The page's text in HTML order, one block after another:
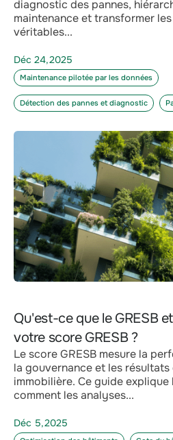
diagnostic des pannes,
maintenance et transformer
véritables...
Déc 24,2025
Maintenance pilotée par les données
Détection des pannes et diagnostic
Qu'est-ce que le GRESB
votre score GRESB ?
Le score GRESB mesure la
la gouvernance et les
immobilière. Ce guide
comment les analyses...
Déc 5,2025